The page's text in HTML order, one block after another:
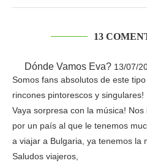
13
Dónde Vamos Eva? 13/07/
Somos fans absolutos de este
rincones pintorescos y singulares!
Vaya sorpresa con la música!
por un país al que le tenemos
a viajar a Bulgaria, ya tenemos la
Saludos viajeros,